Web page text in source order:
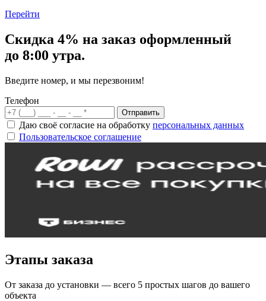
Перейти
Скидка 4% на заказ оформленный
до 8:00 утра.
Введите номер, и мы перезвоним!
Телефон
Отправить
Даю своё согласие на обработку персональных данных
Пользовательское соглашение
Этапы заказа
От заказа до установки — всего 5 простых шагов до вашего
объекта